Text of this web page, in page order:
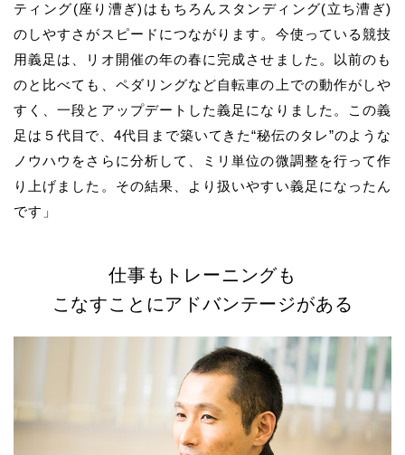
ティング(座り漕ぎ)はもちろんスタンディング(立ち漕ぎ)
のしやすさがスピードにつながります。今使っている競技
用義足は、リオ開催の年の春に完成させました。以前のも
のと比べても、ペダリングなど自転車の上での動作がしや
すく、一段とアップデートした義足になりました。この義
足は５代目で、4代目まで築いてきた“秘伝のタレ”のような
ノウハウをさらに分析して、ミリ単位の微調整を行って作
り上げました。その結果、より扱いやすい義足になったん
です」
仕事もトレーニングも
こなすことにアドバンテージがある